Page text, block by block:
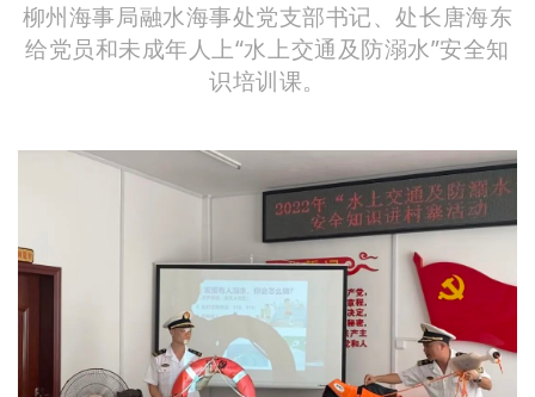
柳州海事局融水海事处党支部书记、处长唐海东
给党员和未成年人上“水上交通及防溺水”安全知
识培训课。